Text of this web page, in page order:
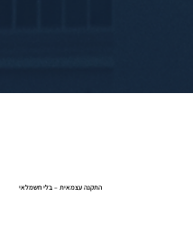
התקנה עצמאית – בלי חשמלאי